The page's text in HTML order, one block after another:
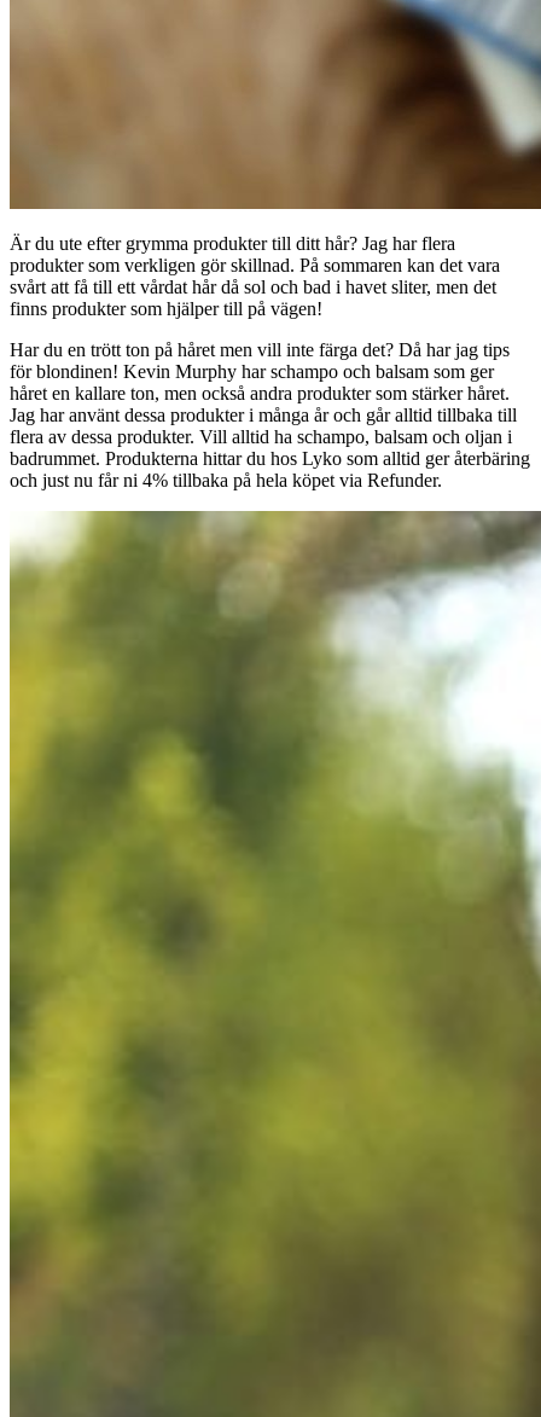
Är du ute efter grymma produkter till ditt hår? Jag har flera
produkter som verkligen gör skillnad. På sommaren kan det vara
svårt att få till ett vårdat hår då sol och bad i havet sliter, men det
finns produkter som hjälper till på vägen!
Har du en trött ton på håret men vill inte färga det? Då har jag tips
för blondinen! Kevin Murphy har schampo och balsam som ger
håret en kallare ton, men också andra produkter som stärker håret.
Jag har använt dessa produkter i många år och går alltid tillbaka till
flera av dessa produkter. Vill alltid ha schampo, balsam och oljan i
badrummet. Produkterna hittar du hos Lyko som alltid ger återbäring
och just nu får ni 4% tillbaka på hela köpet via Refunder.